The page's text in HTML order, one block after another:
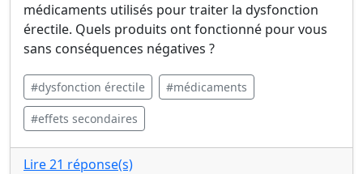
médicaments utilisés pour traiter la dysfonction
érectile. Quels produits ont fonctionné pour vous
sans conséquences négatives ?
#dysfonction érectile #médicaments
#effets secondaires
Lire 21 réponse(s)